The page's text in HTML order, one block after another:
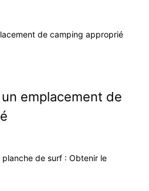
emplacement de